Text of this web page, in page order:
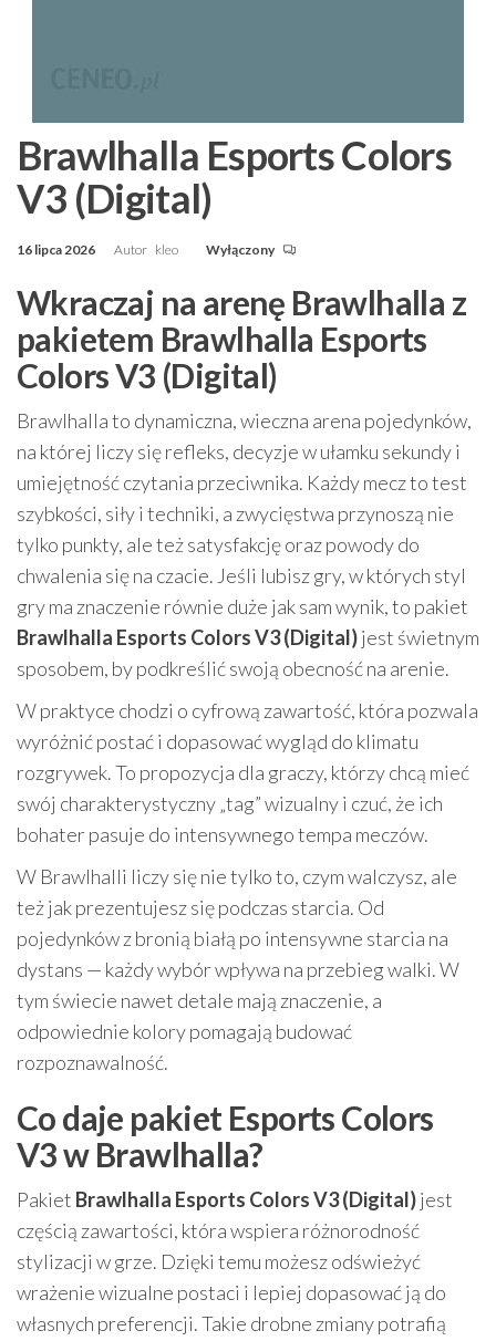
Brawlhalla Esports Colors
V3 (Digital)
16 lipca 2026 Autor kleo Wyłączony
Wkraczaj na arenę Brawlhalla z
pakietem Brawlhalla Esports
Colors V3 (Digital)
Brawlhalla to dynamiczna, wieczna arena pojedynków,
na której liczy się refleks, decyzje w ułamku sekundy i
umiejętność czytania przeciwnika. Każdy mecz to test
szybkości, siły i techniki, a zwycięstwa przynoszą nie
tylko punkty, ale też satysfakcję oraz powody do
chwalenia się na czacie. Jeśli lubisz gry, w których styl
gry ma znaczenie równie duże jak sam wynik, to pakiet
Brawlhalla Esports Colors V3 (Digital)jest świetnym
sposobem, by podkreślić swoją obecność na arenie.
W praktyce chodzi o cyfrową zawartość, która pozwala
wyróżnić postać i dopasować wygląd do klimatu
rozgrywek. To propozycja dla graczy, którzy chcą mieć
swój charakterystyczny „tag” wizualny i czuć, że ich
bohater pasuje do intensywnego tempa meczów.
W Brawlhalli liczy się nie tylko to, czym walczysz, ale
też jak prezentujesz się podczas starcia. Od
pojedynków z bronią białą po intensywne starcia na
dystans — każdy wybór wpływa na przebieg walki. W
tym świecie nawet detale mają znaczenie, a
odpowiednie kolory pomagają budować
rozpoznawalność.
Co daje pakiet Esports Colors
V3 w Brawlhalla?
Pakiet Brawlhalla Esports Colors V3 (Digital)jest
częścią zawartości, która wspiera różnorodność
stylizacji w grze. Dzięki temu możesz odświeżyć
wrażenie wizualne postaci i lepiej dopasować ją do
własnych preferencji. Takie drobne zmiany potrafią